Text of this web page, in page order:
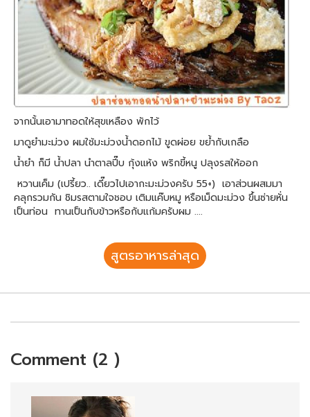
จากนั้นเอามาทอดให้สุขเหลือง พักไว้
มาดูยำมะม่วง ผมใช้มะม่วงน้ำดอกไม้ ขูดผ่อย ขย้ำกับเกลือ
น้ำยำ ก็มี น้ำปลา นำตาลปี๊บ กุ้งแห้ง พริกขี้หนู ปลุงรสให้ออก
หวานเค็ม (เปรี้ยว.. เดี๊ยวไปเอากะมะม่วงครับ 55+) เอาส่วนผสมมา
คลุกรวมกัน ชิมรสตามใจชอบ เติมแค๊บหมู หรือเม็ดมะม่วง ขึ้นซ่ายหั่น
เป็นท่อน ทานเป็นกับข้าวหรือกับแก้มครับผม ....
สูตรอาหารล่าสุด
Comment (2 )